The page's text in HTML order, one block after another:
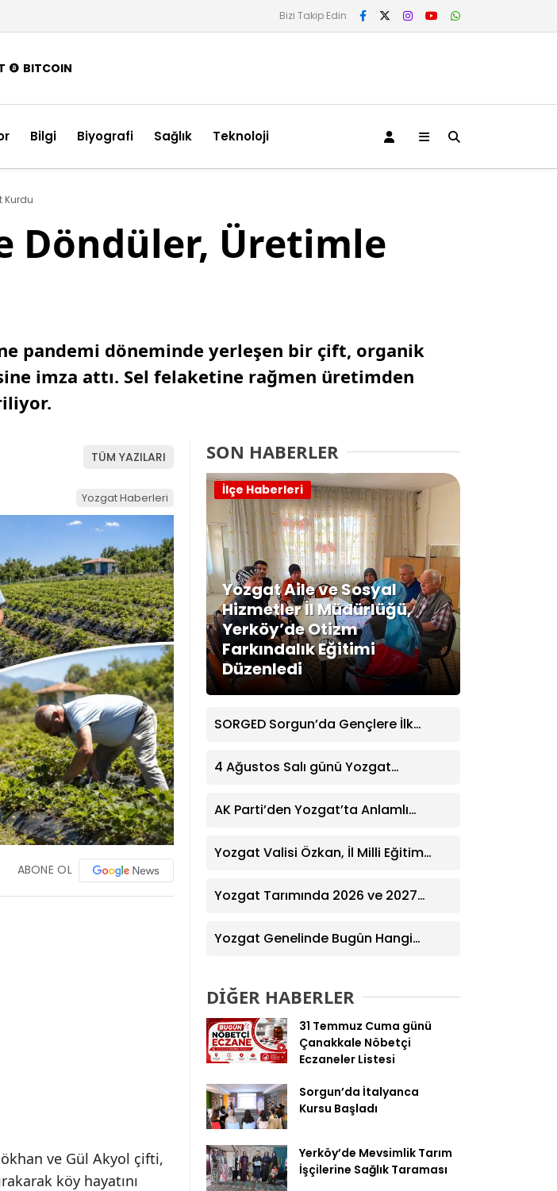
Bizi Takip Edin
BITCOIN
Bilgi Biyografi Sağlık Teknoloji
Kurdu
Döndüler, Üretimle
pandemi döneminde yerleşen bir çift, organik
imza attı. Sel felaketine rağmen üretimden
TÜM YAZILARI
Yozgat Haberleri
ABONE OL
ve Gül Akyol çifti,
köy hayatını
SON HABERLER
Yozgat Aile ve Sosyal
Hizmetler İl Müdürlüğü,
Yerköy’de Otizm
Farkındalık Eğitimi
Düzenledi
İlçe Haberleri
SORGED Sorgun’da Gençlere İlk
4 Ağustos Salı günü Yozgat
Eczane
AK Parti’den Yozgat’ta Anlamlı
Dernek Üyeleriyle Buluştu
Yozgat Valisi Özkan, İl Milli Eğitim
Yozgat Tarımında 2026 ve 2027
Yozgat Genelinde Bugün Hangi
DİĞER HABERLER
31 Temmuz Cuma günü
Çanakkale Nöbetçi
Eczaneler Listesi
Sorgun’da İtalyanca
Kursu Başladı
Yerköy’de Mevsimlik Tarım
İşçilerine Sağlık Taraması